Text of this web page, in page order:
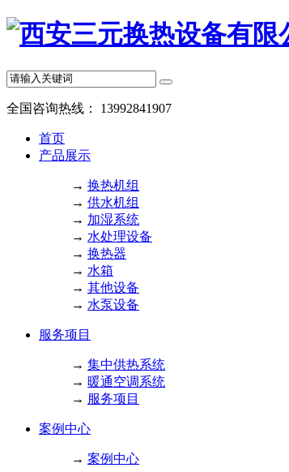
全国咨询热线： 13992841907
首页
产品展示
→ 换热机组
→ 供水机组
→ 加湿系统
→ 水处理设备
→ 换热器
→ 水箱
→ 其他设备
→ 水泵设备
服务项目
→ 集中供热系统
→ 暖通空调系统
→ 服务项目
案例中心
→ 案例中心